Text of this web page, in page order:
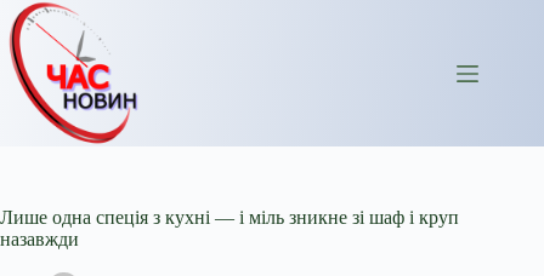
Перейти
до
вмісту
Лише одна спеція з кухні — і міль зникне зі шаф і круп
назавжди